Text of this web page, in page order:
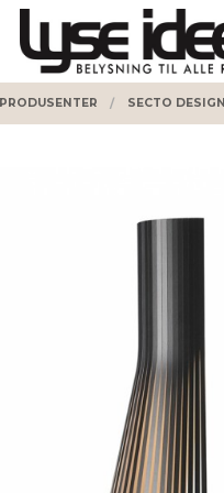
PRODUSENTER SECTO DESIGN